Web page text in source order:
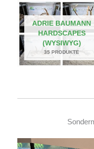
ADRIE BAUMANN
HARDSCAPES
(WYSIWYG)
35 PRODUKTE